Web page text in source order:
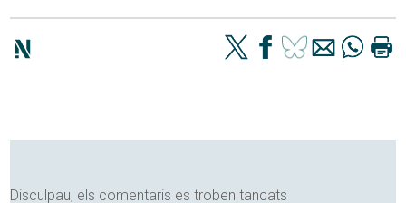
Disculpau, els comentaris es troben tancats